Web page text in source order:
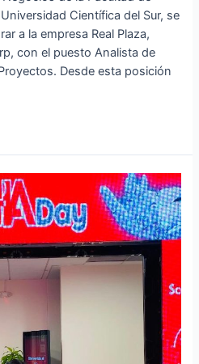
Científica del Sur, se
a la empresa Real Plaza,
con el puesto Analista de
Desde esta posición